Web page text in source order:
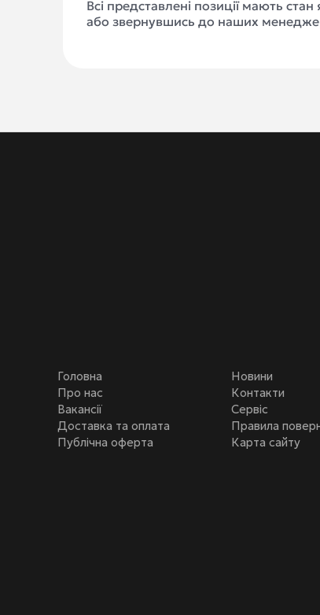
Всі представлені позиції мають
або звернувшись до наших
Головна
Про нас
Вакансії
Доставка та оплата
Публічна оферта
Новини
Контакти
Сервіс
Правила
Карта сайту